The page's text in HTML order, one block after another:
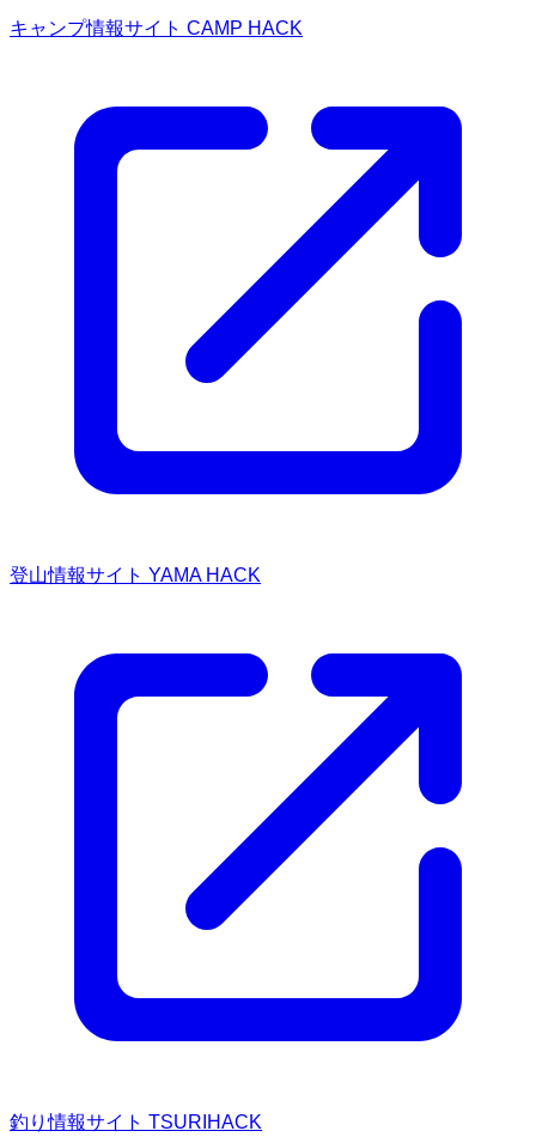
キャンプ情報サイト CAMP HACK
登山情報サイト YAMA HACK
釣り情報サイト TSURIHACK